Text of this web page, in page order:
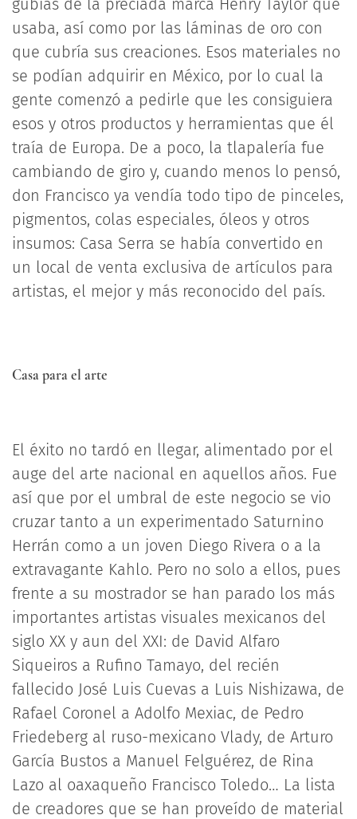
usaba, así como por las láminas de oro con
que cubría sus creaciones. Esos materiales no
se podían adquirir en México, por lo cual la
gente comenzó a pedirle que les consiguiera
esos y otros productos y herramientas que él
traía de Europa. De a poco, la tlapalería fue
cambiando de giro y, cuando menos lo pensó,
don Francisco ya vendía todo tipo de pinceles,
pigmentos, colas especiales, óleos y otros
insumos: Casa Serra se había convertido en
un local de venta exclusiva de artículos para
artistas, el mejor y más reconocido del país.
Casa para el arte
El éxito no tardó en llegar, alimentado por el
auge del arte nacional en aquellos años. Fue
así que por el umbral de este negocio se vio
cruzar tanto a un experimentado Saturnino
Herrán como a un joven Diego Rivera o a la
extravagante Kahlo. Pero no solo a ellos, pues
frente a su mostrador se han parado los más
importantes artistas visuales mexicanos del
siglo XX y aun del XXI: de David Alfaro
Siqueiros a Rufino Tamayo, del recién
fallecido José Luis Cuevas a Luis Nishizawa, de
Rafael Coronel a Adolfo Mexiac, de Pedro
Friedeberg al ruso-mexicano Vlady, de Arturo
García Bustos a Manuel Felguérez, de Rina
Lazo al oaxaqueño Francisco Toledo… La lista
de creadores que se han proveído de material